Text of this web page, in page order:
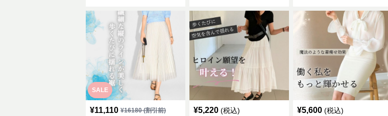
SALE
¥11,110 ¥16180(割引前) ¥5,220 (税込) ¥5,600 (税込)